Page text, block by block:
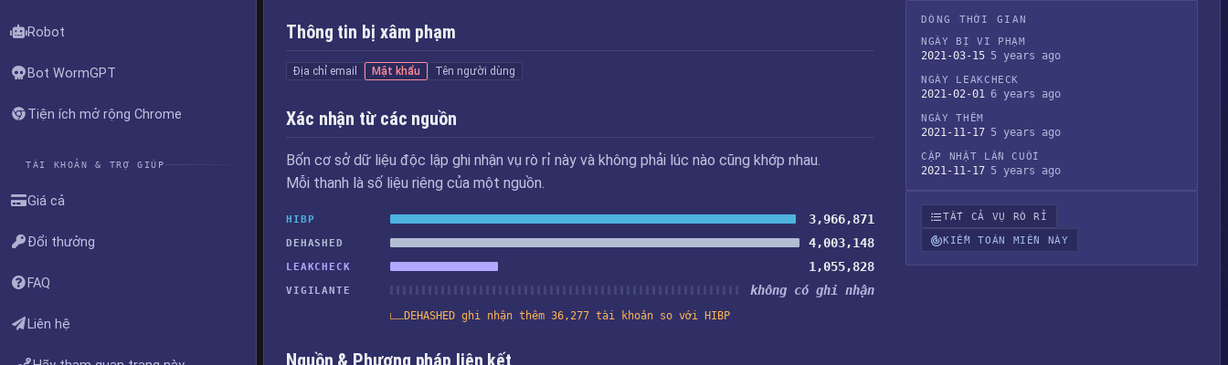
Robot
Bot WormGPT
Tiện ích mở rộng Chrome
TÀI KHOẢN & TRỢ GIÚP
Giá cả
Đổi thưởng
FAQ
Liên hệ
Thông tin bị xâm phạm
Địa chỉ email Mật khẩu Tên người dùng
Xác nhận từ các nguồn
Bốn cơ sở dữ liệu độc lập ghi nhận vụ rò rỉ này và không phải lúc nào cũng khớp nhau.
Mỗi thanh là số liệu riêng của một nguồn.
HIBP 3,966,871
DEHASHED 4,003,148
LEAKCHECK 1,055,828
VIGILANTE không có ghi nhận
DEHASHED ghi nhận thêm 36,277 tài khoản so với HIBP
Nguồn & Phương pháp liên kết
DÒNG THỜI GIAN
NGÀY BỊ VI PHẠM
2021-03-15 5 years ago
NGÀY LEAKCHECK
2021-02-01 6 years ago
NGÀY THÊM
2021-11-17 5 years ago
CẬP NHẬT LẦN CUỐI
2021-11-17 5 years ago
TẤT CẢ VỤ RÒ RỈ
KIỂM TOÁN MIỀN NÀY